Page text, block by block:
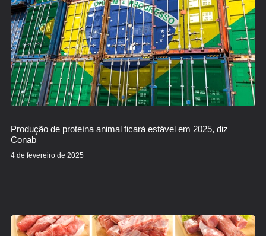
Produção de proteína animal ficará estável em 2025, diz
Conab
4 de fevereiro de 2025